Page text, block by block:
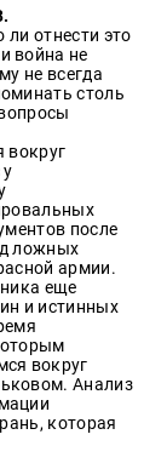
отнести это
война не
не всегда
столь
вокруг
после
ложных
армии.
еще
и истинных
вокруг
Анализ
которая